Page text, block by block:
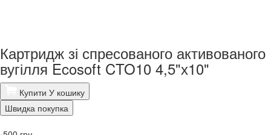
Картридж зі спресованого активованого
вугілля Ecosoft CTO10 4,5"х10"
Купити У кошику
Швидка покупка